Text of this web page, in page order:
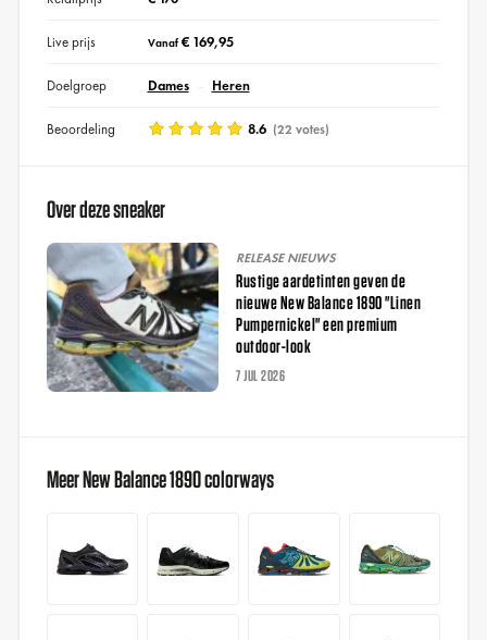
Live prijs Vanaf€ 169,95
Doelgroep Dames Heren
Beoordeling 8.6 (22 votes)
Over deze sneaker
RELEASE NIEUWS
Rustige aardetinten geven de
nieuwe New Balance 1890 "Linen
Pumpernickel" een premium
outdoor-look
7 JUL 2026
Meer New Balance 1890 colorways